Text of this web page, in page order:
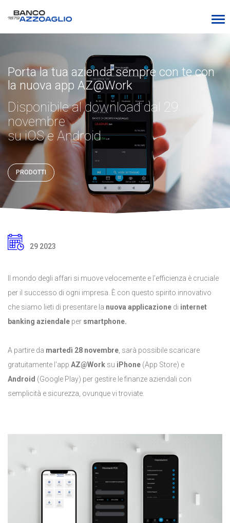
Porta la tua azienda sempre con te con
la nuova app AZ@Work
Disponibile al download dal 29
novembre
su iOS e Android
PRODOTTI
29 2023
Il mondo degli affari si muove velocemente e l'efficienza è cruciale
per il successo di ogni impresa. È con questo spirito innovativo
che siamo lieti di presentare la nuova applicazione di internet
banking aziendale per smartphone.
A partire da martedì 28 novembre , sarà possibile scaricare
gratuitamente l'app AZ@Work su iPhone (App Store) e
Android (Google Play) per gestire le finanze aziendali con
semplicità e sicurezza, ovunque vi troviate.